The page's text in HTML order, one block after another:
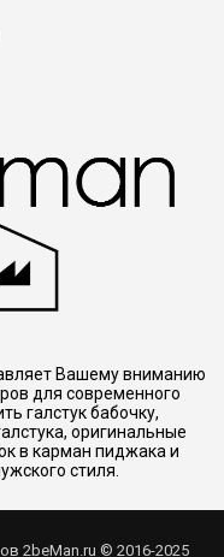
Вашему вниманию
для современного
галстук бабочку,
оригинальные
в карман пиджака и
стиля.
2beMan.ru © 2016-2025